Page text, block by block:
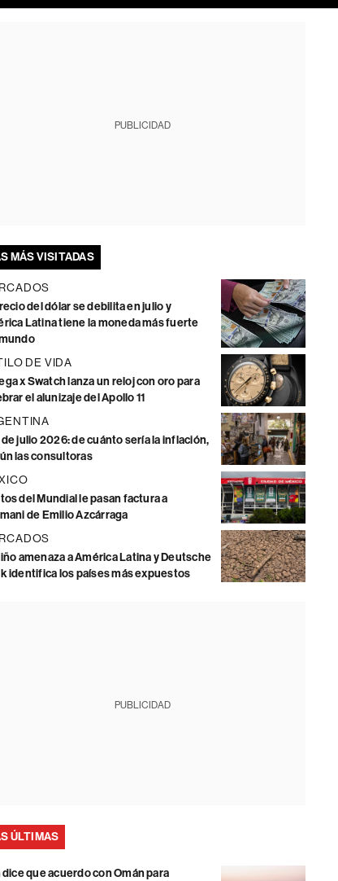
PUBLICIDAD
MÁS VISITADAS
del dólar se debilita en julio y
Latina tiene la moneda más fuerte
DE VIDA
x Swatch lanza un reloj con oro para
el alunizaje del Apollo 11
julio 2026: de cuánto sería la inflación,
las consultoras
del Mundial le pasan factura a
de Emilio Azcárraga
amenaza a América Latina y Deutsche
identifica los países más expuestos
PUBLICIDAD
ÚLTIMAS
dice que acuerdo con Omán para